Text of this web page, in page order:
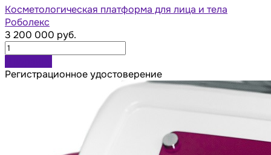
Косметологическая платформа для лица и тела
Роболекс
3 200 000 руб.
Регистрационное удостоверение